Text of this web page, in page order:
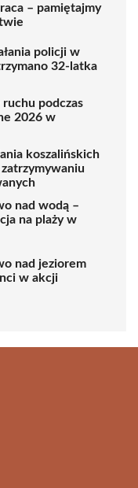
– pamiętajmy
policji w
32-latka
podczas
2026 w
koszalińskich
nad wodą –
na plaży w
nad jeziorem
w akcji